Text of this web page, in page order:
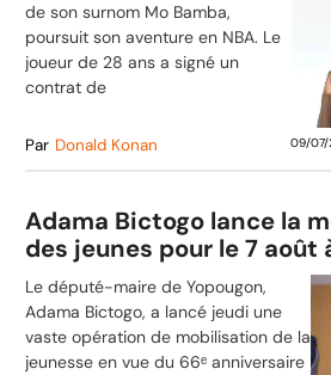
de son surnom Mo Bamba,
poursuit son aventure en NBA. Le
joueur de 28 ans a signé un
contrat de
Par Donald Konan 09/07/
Adama Bictogo lance la
des jeunes pour le 7 août
Le député-maire de Yopougon,
Adama Bictogo, a lancé jeudi une
vaste opération de mobilisation de la
jeunesse en vue du 66ᵉ anniversaire